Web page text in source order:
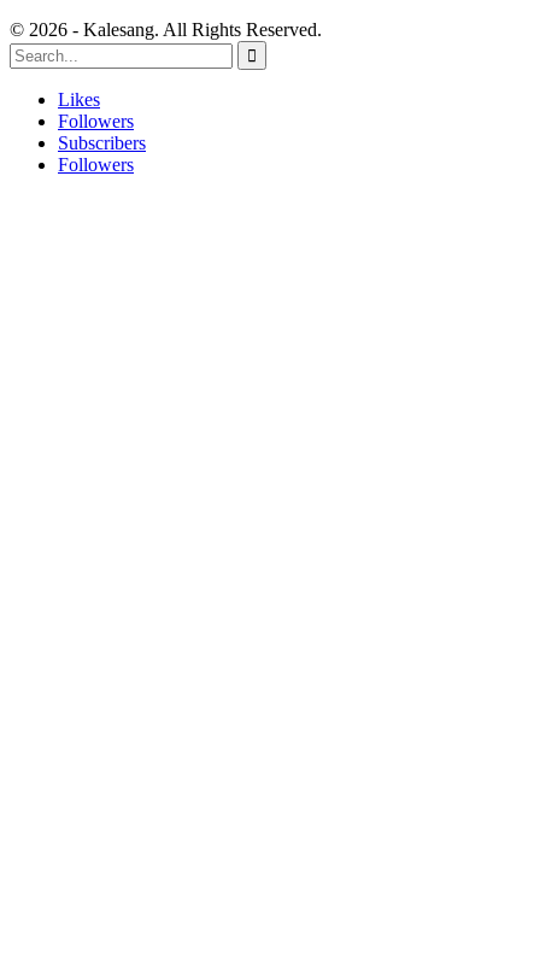
© 2026 - Kalesang. All Rights Reserved.
Likes
Followers
Subscribers
Followers